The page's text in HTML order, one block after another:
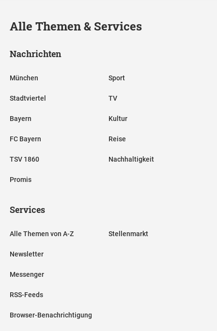
Alle Themen & Services
Nachrichten
München
Stadtviertel
Bayern
FC Bayern
TSV 1860
Promis
Sport
TV
Kultur
Reise
Nachhaltigkeit
Services
Alle Themen von A-Z
Newsletter
Messenger
RSS-Feeds
Browser-Benachrichtigung
Stellenmarkt